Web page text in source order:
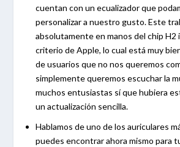
cuentan con un ecualizador que
personalizar a nuestro gusto. Este
absolutamente en manos del chip H2
criterio de Apple, lo cual está muy
de usuarios que no nos queremos
simplemente queremos escuchar la
muchos entusiastas sí que hubiera
un actualización sencilla.
Hablamos de uno de los auriculares
puedes encontrar ahora mismo para